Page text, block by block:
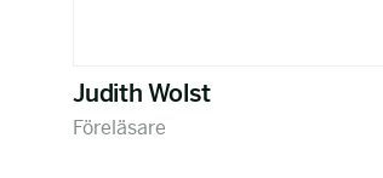
Judith Wolst
Föreläsare